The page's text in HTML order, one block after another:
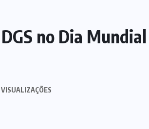
no Dia Mundial
VISUALIZAÇÕES